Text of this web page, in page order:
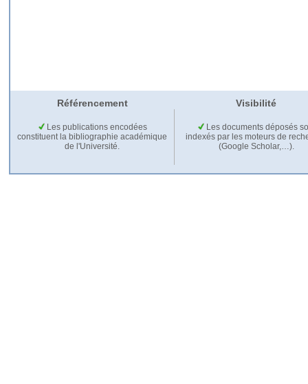
Référencement Visibilité
Les publications encodées
constituent la bibliographie académique
de l'Université.
Les documents déposés
indexés par les moteurs de
(Google Scholar,…).